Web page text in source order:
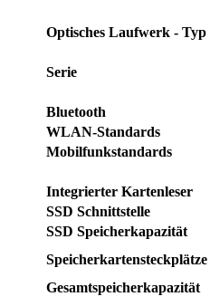
Optisches Laufwerk - Typ
Serie
Bluetooth
WLAN-Standards
Mobilfunkstandards
Integrierter Kartenleser
SSD Schnittstelle
SSD Speicherkapazität
Speicherkartensteckplätze
Gesamtspeicherkapazität